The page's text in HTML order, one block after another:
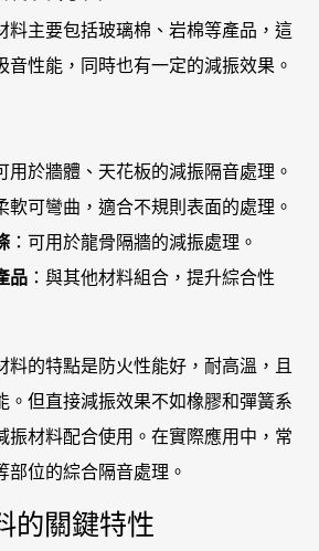
料主要包括玻璃棉、岩棉等產品，這
音性能，同時也有一定的減振效果。
用於牆體、天花板的減振隔音處理。
軟可彎曲，適合不規則表面的處理。
：可用於龍骨隔牆的減振處理。
品 ：與其他材料組合，提升綜合性
料的特點是防火性能好，耐高溫，且
。但直接減振效果不如橡膠和彈簧系
振材料配合使用。在實際應用中，常
部位的綜合隔音處理。
的關鍵特性